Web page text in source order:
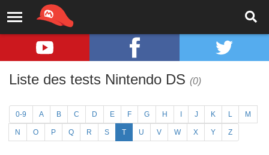
Liste des tests Nintendo DS (0)
0-9 A B C D E F G H J K L M
N O P Q R S T U V W X Y Z